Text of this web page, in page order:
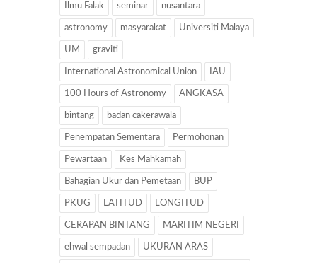
Ilmu Falak seminar nusantara
astronomy masyarakat Universiti Malaya
UM graviti
International Astronomical Union IAU
100 Hours of Astronomy ANGKASA
bintang badan cakerawala
Penempatan Sementara Permohonan
Pewartaan Kes Mahkamah
Bahagian Ukur dan Pemetaan BUP
PKUG LATITUD LONGITUD
CERAPAN BINTANG MARITIM NEGERI
ehwal sempadan UKURAN ARAS